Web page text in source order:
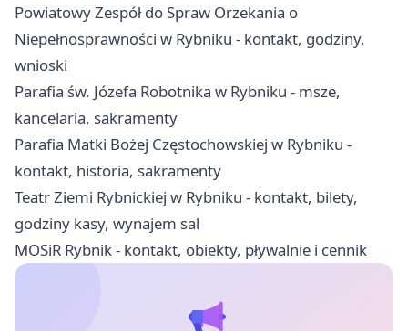
Powiatowy Zespół do Spraw Orzekania o
Niepełnosprawności w Rybniku - kontakt, godziny,
wnioski
Parafia św. Józefa Robotnika w Rybniku - msze,
kancelaria, sakramenty
Parafia Matki Bożej Częstochowskiej w Rybniku -
kontakt, historia, sakramenty
Teatr Ziemi Rybnickiej w Rybniku - kontakt, bilety,
godziny kasy, wynajem sal
MOSiR Rybnik - kontakt, obiekty, pływalnie i cennik